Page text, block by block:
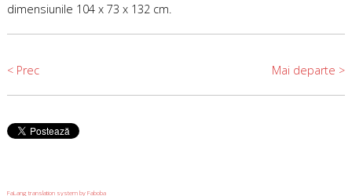
dimensiunile 104 x 73 x 132 cm.
< Prec Mai departe >
FaLang translation system by Faboba